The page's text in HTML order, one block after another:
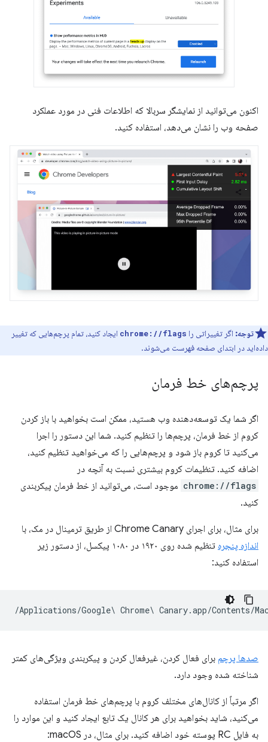
اکنون می‌توانید از نمایشگر سربالا که اطلاعات فنی در مورد عملکرد
صفحه وب را نشان می‌دهد، استفاده کنید.
توجه: اگر تغییراتی را chrome://flags ایجاد کنید، تمام پرچم‌هایی که تغییر
داده‌اید در ابتدای صفحه فهرست می‌شوند.
پرچم‌های خط فرمان
اگر شما یک توسعه‌دهنده وب هستید، ممکن است بخواهید با باز کردن
کروم از خط فرمان، پرچم‌ها را تنظیم کنید. شما این دستور را اجرا
می‌کنید تا کروم باز شود و پرچم‌هایی را که می‌خواهید تنظیم کنید،
اضافه کنید. تنظیمات کروم بیشتری نسبت به آنچه در
chrome://flags موجود است، می‌توانید از خط فرمان پیکربندی
کنید.
برای مثال، برای اجرای Chrome Canary از طریق ترمینال در مک، با
اندازه پنجره
تنظیم شده روی ۱۹۲۰ در ۱۰۸۰ پیکسل، از دستور زیر
استفاده کنید:
صدها پرچم برای فعال کردن، غیرفعال کردن و پیکربندی ویژگی‌های کمتر
شناخته شده وجود دارد.
اگر مرتباً از کانال‌های مختلف کروم با پرچم‌های خط فرمان استفاده
می‌کنید، شاید بخواهید برای هر کانال یک تابع ایجاد کنید و این موارد را
به فایل RC پوسته خود اضافه کنید. برای مثال، در macOS: